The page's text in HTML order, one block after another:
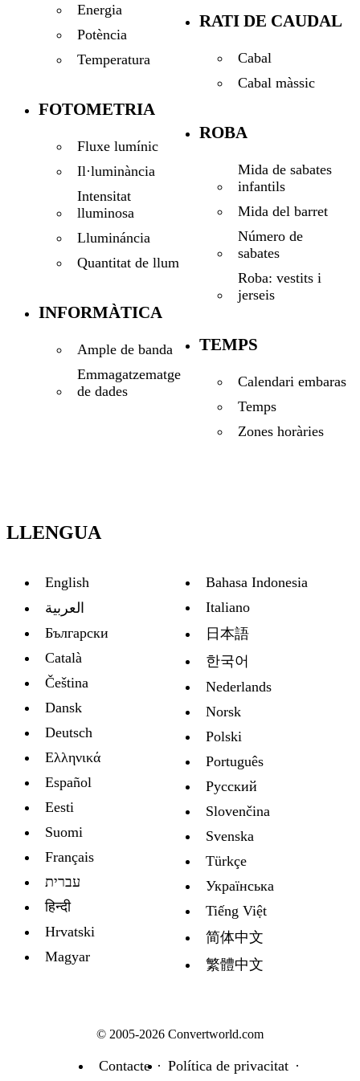
Energia
Potència
Temperatura
FOTOMETRIA
Fluxe lumínic
Il·luminància
Intensitat
lluminosa
Llumináncia
Quantitat de llum
INFORMÀTICA
Ample de banda
Emmagatzematge
de dades
RATI DE CAUDAL
Cabal
Cabal màssic
ROBA
Mida de sabates
infantils
Mida del barret
Número de
sabates
Roba: vestits i
jerseis
TEMPS
Calendari embaras
Temps
Zones horàries
LLENGUA
English
العربية
Български
Català
Čeština
Dansk
Deutsch
Ελληνικά
Español
Eesti
Suomi
Français
עברית
हिन्दी
Hrvatski
Magyar
Bahasa Indonesia
Italiano
日本語
한국어
Nederlands
Norsk
Polski
Português
Русский
Slovenčina
Svenska
Türkçe
Украïнська
Tiếng Việt
简体中文
繁體中文
© 2005-2026 Convertworld.com
Contacte
Política de privacitat